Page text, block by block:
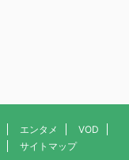
エンタメ
VOD
サイトマップ